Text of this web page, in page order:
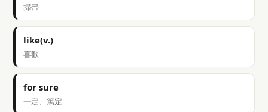
掃帚
like(v.)
喜歡
for sure
一定、篤定